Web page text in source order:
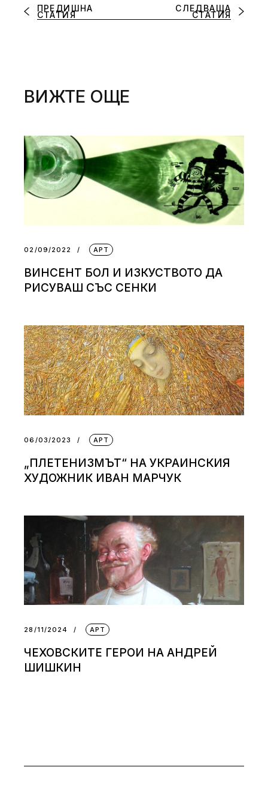
ПРЕДИШНА
СТАТИЯ
СЛЕДВАЩА
СТАТИЯ
ВИЖТЕ ОЩЕ
02/09/2022 АРТ
ВИНСЕНТ БОЛ И ИЗКУСТВОТО ДА
РИСУВАШ СЪС СЕНКИ
06/03/2023 АРТ
„ПЛЕТЕНИЗМЪТ“ НА УКРАИНСКИЯ
ХУДОЖНИК ИВАН МАРЧУК
28/11/2024 АРТ
ЧЕХОВСКИТЕ ГЕРОИ НА АНДРЕЙ
ШИШКИН